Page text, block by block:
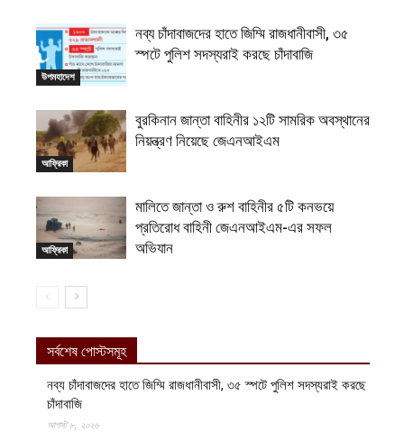
উপমহাদেশ
নব্য চাঁদাবাজদের হাতে জিম্মি রাজধানীবাসী, ৩৫
স্পটে পুলিশ সদস্যরাই করছে চাঁদাবাজি
আফ্রিকা
বুরকিনান জান্তা বাহিনীর ১২টি সামরিক অবস্থানের
নিয়ন্ত্রণ নিয়েছে জেএনআইএম
আফ্রিকা
মালিতে জান্তা ও রুশ বাহিনীর ৫টি কনভয়ে
প্রতিরোধ বাহিনী জেএনআইএম-এর সফল
অভিযান
সর্বশেষ পোস্টসমূহ
নব্য চাঁদাবাজদের হাতে জিম্মি রাজধানীবাসী, ৩৫ স্পটে পুলিশ সদস্যরাই করছে
চাঁদাবাজি
আগস্ট ৮, ২০২৬